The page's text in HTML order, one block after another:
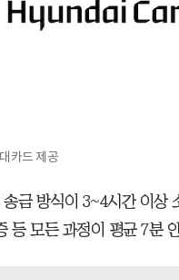
카드 제공
금 방식이 3~4시간 이상
등 모든 과정이 평균 7분